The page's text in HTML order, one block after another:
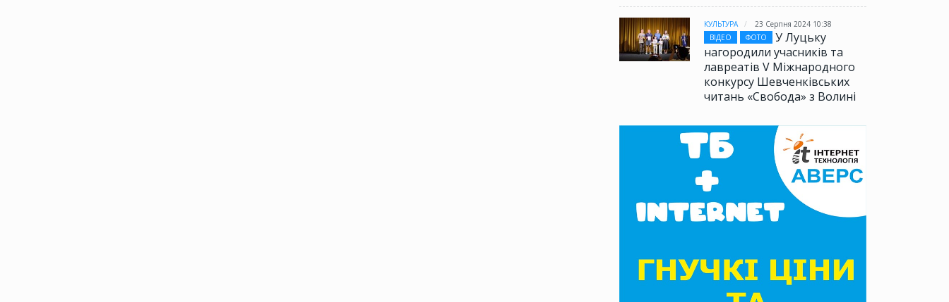
КУЛЬТУРА
23 Серпня 2024 10:38
ВІДЕО
ФОТО
У Луцьку
нагородили учасників та
лавреатів V Міжнародного
конкурсу Шевченківських
читань «Свобода» з Волині